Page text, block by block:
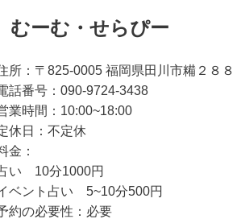
むーむ・せらぴー
所：〒825-0005 福岡県田川市糒２８８
話番号：090-9724-3438
業時間：10:00~18:00
休日：不定休
金：
い 10分1000円
ベント占い 5~10分500円
約の必要性：必要